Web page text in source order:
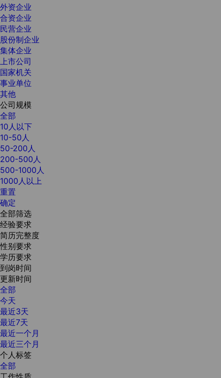
外资企业
合资企业
民营企业
股份制企业
集体企业
上市公司
国家机关
事业单位
其他
公司规模
全部
10人以下
10-50人
50-200人
200-500人
500-1000人
1000人以上
重置
确定
全部筛选
经验要求
简历完整度
性别要求
学历要求
到岗时间
更新时间
全部
今天
最近3天
最近7天
最近一个月
最近三个月
个人标签
全部